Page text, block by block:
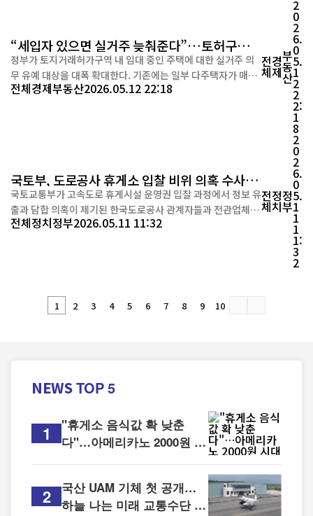
“세입자 있으면 실거주 늦춰준다”…토허구역
실거주 유예
정부가 토지거래허가구역 내 임대 중인 주택에 대한 실거주 의
무 유예 대상을 대폭 확대한다. 기존에는 일부 다주택자가 매도
한 주택에 한해 예외를 인정했지만, 앞으로는 세입자가 있는 모
전체경제부동산2026.05.12 22:18
전
체
경
제
부
동
산
2
0
2
6.
0
5.
1
2
2
2:
1
8
국토부, 도로공사 휴게소 입찰 비위 의혹 수사 의
뢰
국토교통부가 고속도로 휴게시설 운영권 입찰 과정에서 정보 유
출과 담합 의혹이 제기된 한국도로공사 관계자들과 전관업체 관
계자들에 대해 경찰 수사를 의뢰했다. 국토교통부는 지난 7일
전체정치정부2026.05.11 11:32
전
체
정
치
정
부
2
0
2
6.
0
5.
1
1
1
1:
3
2
1 2 3 4 5 6 7 8 9 10
NEWSTOP 5
1
"휴게소 음식값 확 낮춘
다"…아메리카노 2000원 시
2
국산 UAM 기체 첫 공개…
하늘 나는 미래 교통수단 현